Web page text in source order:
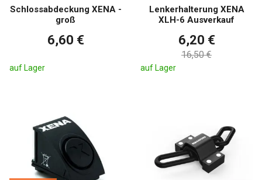
Schlossabdeckung XENA -
groß
6,60 €
auf Lager
Lenkerhalterung XENA
XLH-6 Ausverkauf
6,20 €
16,50 €
auf Lager